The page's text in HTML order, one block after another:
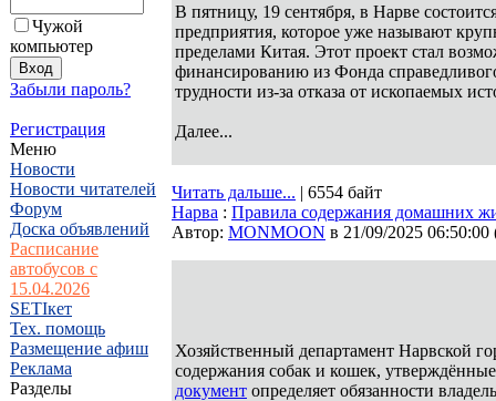
Чужой
компьютер
Забыли пароль?
Регистрация
Меню
Новости
Новости читателей
Форум
Доска объявлений
Расписание
автобусов с
15.04.2026
SETIкет
Тех. помощь
Размещение афиш
Реклама
Разделы
В пятницу, 19 сентября, в Нарве
предприятия, которое уже называют
пределами Китая. Этот проект стал
финансированию из Фонда
трудности из-за отказа от ископаемых
Далее...
Читать дальше... | 6554 байт
Нарва : Правила содержания домашних
Автор: MONMOON в 21/09/2025 06:50:00
Хозяйственный департамент Нарвской
содержания собак и кошек,
документ определяет обязанности